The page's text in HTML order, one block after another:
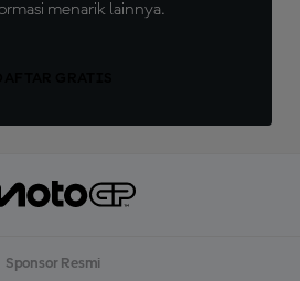
menarik lainnya.
Sponsor Resmi